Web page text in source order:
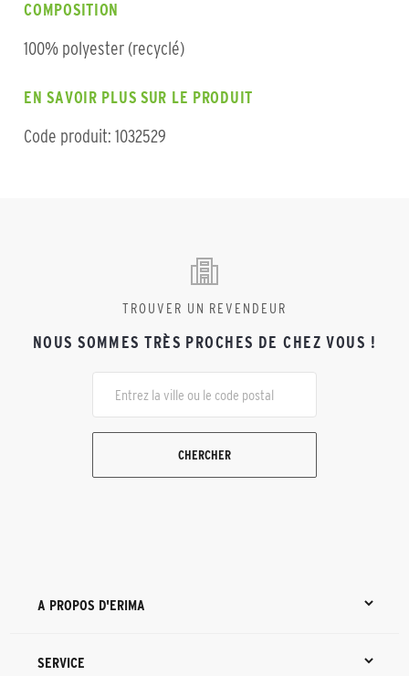
COMPOSITION
100% polyester (recyclé)
EN SAVOIR PLUS SUR LE PRODUIT
Code produit: 1032529
TROUVER UN REVENDEUR
NOUS SOMMES TRÈS PROCHES DE CHEZ VOUS !
CHERCHER
A PROPOS D'ERIMA
SERVICE